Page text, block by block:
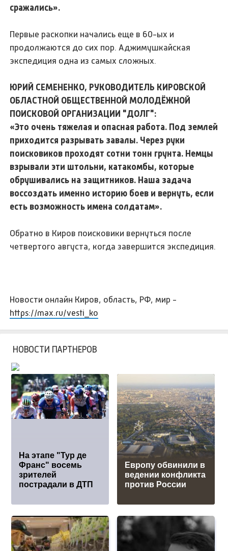
сражались».
Первые раскопки начались еще в 60-ых и
продолжаются до сих пор. Аджимушкайская
экспедиция одна из самых сложных.
ЮРИЙ СЕМЕНЕНКО, РУКОВОДИТЕЛЬ КИРОВСКОЙ
ОБЛАСТНОЙ ОБЩЕСТВЕННОЙ МОЛОДЁЖНОЙ
ПОИСКОВОЙ ОРГАНИЗАЦИИ "ДОЛГ":
«Это очень тяжелая и опасная работа. Под землей
приходится разрывать завалы. Через руки
поисковиков проходят сотни тонн грунта. Немцы
взрывали эти штольни, катакомбы, которые
обрушивались на защитников. Наша задача
воссоздать именно историю боев и вернуть, если
есть возможность имена солдатам».
Обратно в Киров поисковики вернуться после
четвертого августа, когда завершится экспедиция.
Новости онлайн Киров, область, РФ, мир -
https://max.ru/vesti_ko
НОВОСТИ ПАРТНЕРОВ
На этапе "Тур де
Франс" восемь
зрителей
пострадали в ДТП
Европу обвинили в
ведении конфликта
против России